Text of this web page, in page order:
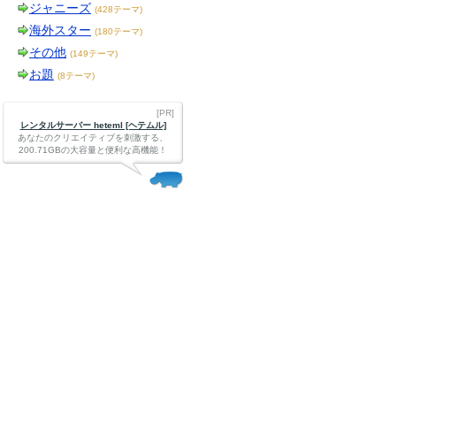
ジャニーズ (428テーマ)
海外スター (180テーマ)
その他 (149テーマ)
お題 (8テーマ)
[PR]
レンタルサーバー heteml [ヘテムル]
あなたのクリエイティブを刺激する、
200.71GBの大容量と便利な高機能！